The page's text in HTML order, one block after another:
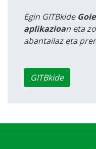
Egin GITBkide
aplikazioan eta
abantailaz eta
GITBkide